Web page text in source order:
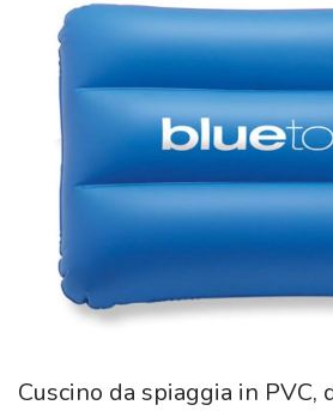
Cuscino da spiaggia in